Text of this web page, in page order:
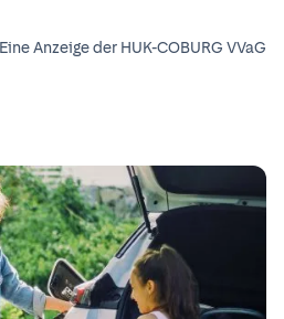
Eine Anzeige der HUK-COBURG VVaG